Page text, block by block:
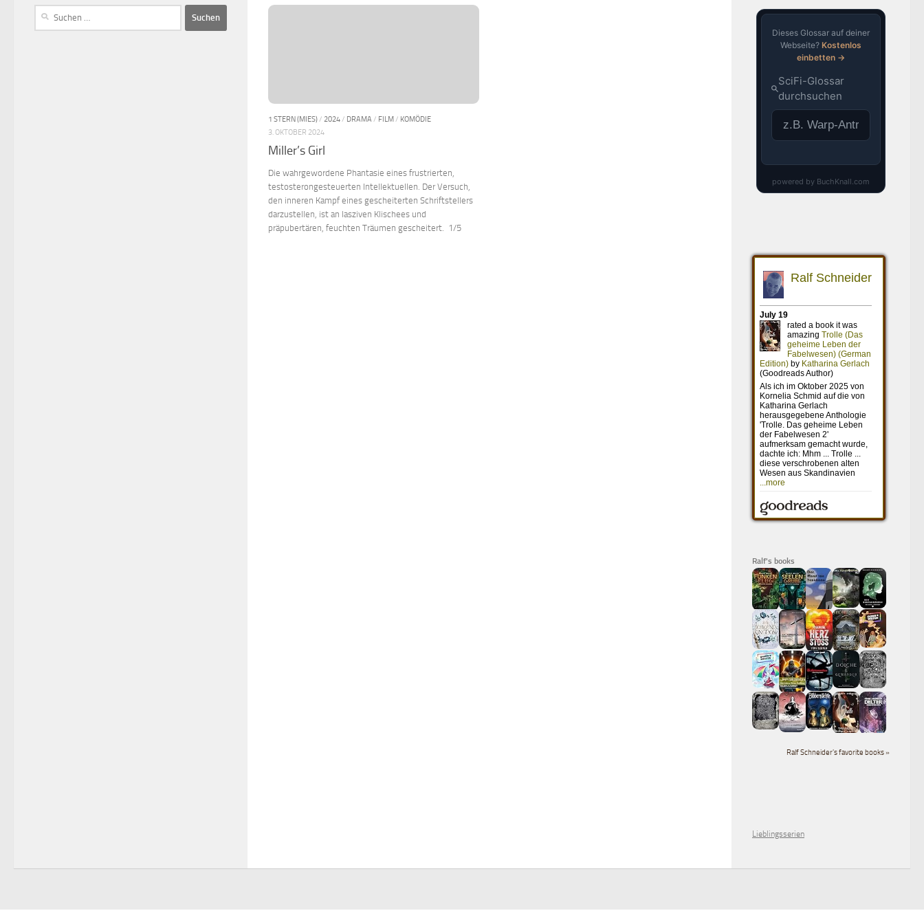
1 STERN (MIES)/ 2024/ DRAMA / FILM/ KOMÖDIE
3. OKTOBER 2024
Miller’s Girl
Die wahrgewordene Phantasie eines frustrierten,
testosterongesteuerten Intellektuellen. Der Versuch,
den inneren Kampf eines gescheiterten Schriftstellers
darzustellen, ist an lasziven Klischees und
präpubertären, feuchten Träumen gescheitert. 1/5
Ralf's books
Ralf Schneider's favorite books »
Lieblingsserien